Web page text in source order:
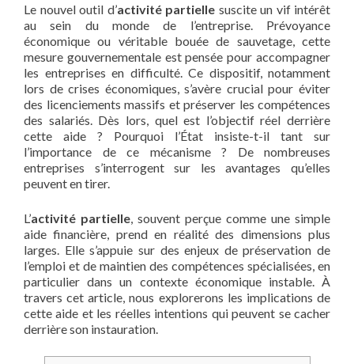
Le nouvel outil d’activité partielle suscite un vif intérêt
au sein du monde de l’entreprise. Prévoyance
économique ou véritable bouée de sauvetage, cette
mesure gouvernementale est pensée pour accompagner
les entreprises en difficulté. Ce dispositif, notamment
lors de crises économiques, s’avère crucial pour éviter
des licenciements massifs et préserver les compétences
des salariés. Dès lors, quel est l’objectif réel derrière
cette aide ? Pourquoi l’État insiste-t-il tant sur
l’importance de ce mécanisme ? De nombreuses
entreprises s’interrogent sur les avantages qu’elles
peuvent en tirer.
L’activité partielle , souvent perçue comme une simple
aide financière, prend en réalité des dimensions plus
larges. Elle s’appuie sur des enjeux de préservation de
l’emploi et de maintien des compétences spécialisées, en
particulier dans un contexte économique instable. À
travers cet article, nous explorerons les implications de
cette aide et les réelles intentions qui peuvent se cacher
derrière son instauration.